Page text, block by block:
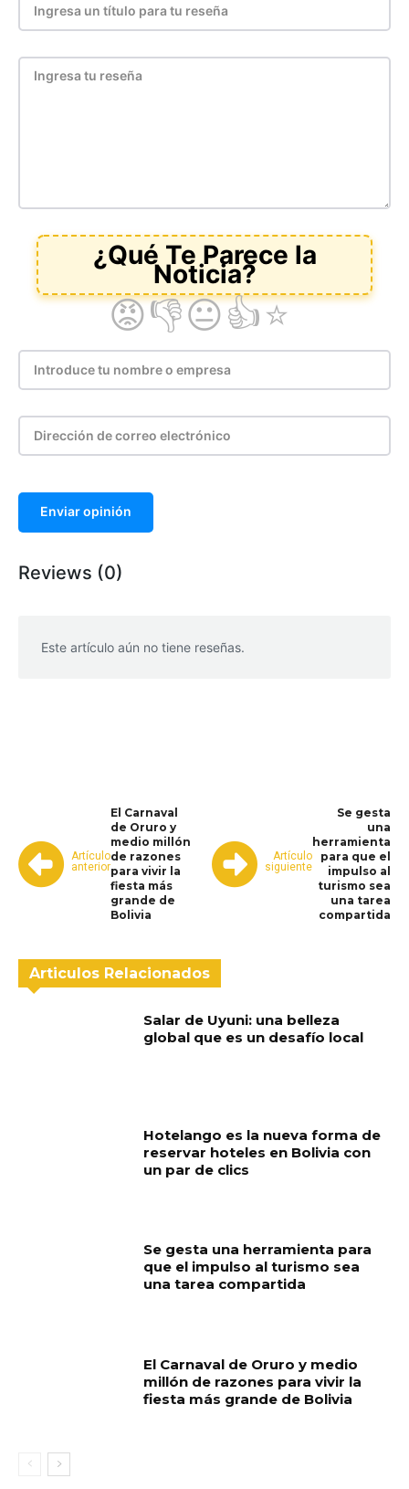
Enviar opinión
Reviews (0)
Este artículo aún no tiene reseñas.
Artículo
anterior
El Carnaval
de Oruro y
medio millón
de razones
para vivir la
fiesta más
grande de
Bolivia
Artículo
siguiente
Se gesta
una
herramienta
para que el
impulso al
turismo sea
una tarea
compartida
Articulos Relacionados
Salar de Uyuni: una belleza
global que es un desafío local
Hotelango es la nueva forma de
reservar hoteles en Bolivia con
un par de clics
Se gesta una herramienta para
que el impulso al turismo sea
una tarea compartida
El Carnaval de Oruro y medio
millón de razones para vivir la
fiesta más grande de Bolivia